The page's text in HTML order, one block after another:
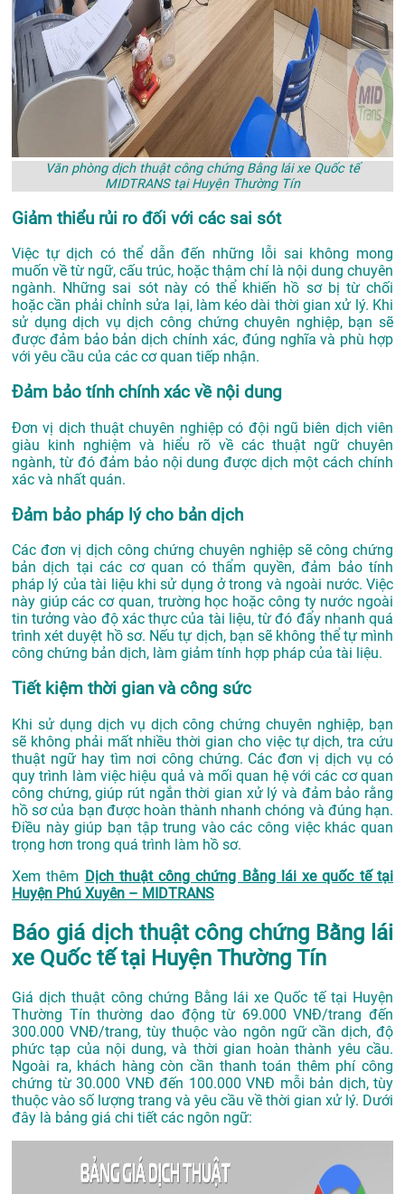
Văn phòng dịch thuật công chứng Bằng lái xe Quốc tế
MIDTRANS tại Huyện Thường Tín
Giảm thiểu rủi ro đối với các sai sót
Việc tự dịch có thể dẫn đến những lỗi sai không mong
muốn về từ ngữ, cấu trúc, hoặc thậm chí là nội dung chuyên
ngành. Những sai sót này có thể khiến hồ sơ bị từ chối
hoặc cần phải chỉnh sửa lại, làm kéo dài thời gian xử lý. Khi
sử dụng dịch vụ dịch công chứng chuyên nghiệp, bạn sẽ
được đảm bảo bản dịch chính xác, đúng nghĩa và phù hợp
với yêu cầu của các cơ quan tiếp nhận.
Đảm bảo tính chính xác về nội dung
Đơn vị dịch thuật chuyên nghiệp có đội ngũ biên dịch viên
giàu kinh nghiệm và hiểu rõ về các thuật ngữ chuyên
ngành, từ đó đảm bảo nội dung được dịch một cách chính
xác và nhất quán.
Đảm bảo pháp lý cho bản dịch
Các đơn vị dịch công chứng chuyên nghiệp sẽ công chứng
bản dịch tại các cơ quan có thẩm quyền, đảm bảo tính
pháp lý của tài liệu khi sử dụng ở trong và ngoài nước. Việc
này giúp các cơ quan, trường học hoặc công ty nước ngoài
tin tưởng vào độ xác thực của tài liệu, từ đó đẩy nhanh quá
trình xét duyệt hồ sơ. Nếu tự dịch, bạn sẽ không thể tự mình
công chứng bản dịch, làm giảm tính hợp pháp của tài liệu.
Tiết kiệm thời gian và công sức
Khi sử dụng dịch vụ dịch công chứng chuyên nghiệp, bạn
sẽ không phải mất nhiều thời gian cho việc tự dịch, tra cứu
thuật ngữ hay tìm nơi công chứng. Các đơn vị dịch vụ có
quy trình làm việc hiệu quả và mối quan hệ với các cơ quan
công chứng, giúp rút ngắn thời gian xử lý và đảm bảo rằng
hồ sơ của bạn được hoàn thành nhanh chóng và đúng hạn.
Điều này giúp bạn tập trung vào các công việc khác quan
trọng hơn trong quá trình làm hồ sơ.
Xem thêm Dịch thuật công chứng Bằng lái xe quốc tế tại
Huyện Phú Xuyên – MIDTRANS
Báo giá dịch thuật công chứng Bằng lái
xe Quốc tế tại Huyện Thường Tín
Giá dịch thuật công chứng Bằng lái xe Quốc tế tại Huyện
Thường Tín thường dao động từ 69.000 VNĐ/trang đến
300.000 VNĐ/trang, tùy thuộc vào ngôn ngữ cần dịch, độ
phức tạp của nội dung, và thời gian hoàn thành yêu cầu.
Ngoài ra, khách hàng còn cần thanh toán thêm phí công
chứng từ 30.000 VNĐ đến 100.000 VNĐ mỗi bản dịch, tùy
thuộc vào số lượng trang và yêu cầu về thời gian xử lý. Dưới
đây là bảng giá chi tiết các ngôn ngữ: